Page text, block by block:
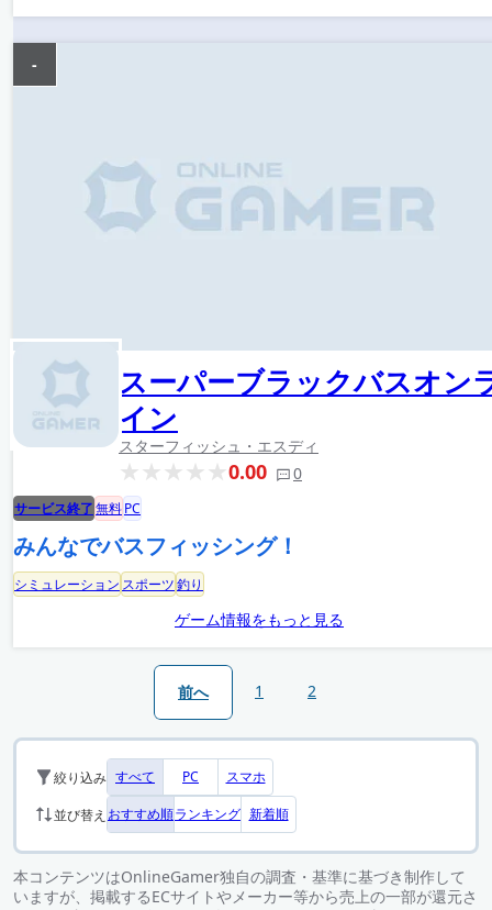
スーパーブラックバスオン
イン
スターフィッシュ・エスディ
0.00 0
-
サービス終了無料PC
みんなでバスフィッシング！
シミュレーション スポーツ釣り
ゲーム情報をもっと見る
前へ 1 2
絞り込み すべて PC スマホ
並び替え おすすめ順ランキング 新着順
本コンテンツはOnlineGamer独自の調査・基準に基づき制作して
いますが、掲載するECサイトやメーカー等から売上の一部が還元さ